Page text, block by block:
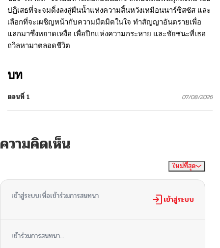
ปฏิเสธที่จะจมดิ่งลงสู่ผืนน้ำแห่งความสิ้นหวังเหมือนนาร์ซิสซัส และ
เลือกที่จะเผชิญหน้ากับความมืดมิดในใจ ทำสัญญาอันตรายเพื่อ
แลกมาซึ่งหยาดเหงื่อ เพื่อปีกแห่งความกระหาย และชัยชนะที่เธอ
ถวิลหามาตลอดชีวิต
บท
ตอนที่ 1 07/08/2026
ความคิดเห็น
ใหม่ที่สุด
เข้าสู่ระบบเพื่อเข้าร่วมการสนทนา เข้าสู่ระบบ
เข้าร่วมการสนทนา...